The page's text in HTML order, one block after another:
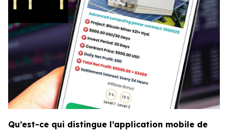
Qu’est-ce qui distingue l’application mobile de